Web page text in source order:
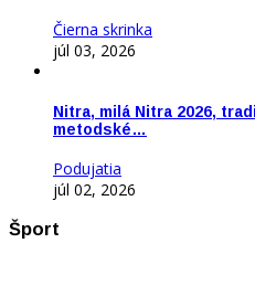
Čierna skrinka
júl 03, 2026
Nitra, milá Nitra 2026,
metodské…
Podujatia
júl 02, 2026
Šport